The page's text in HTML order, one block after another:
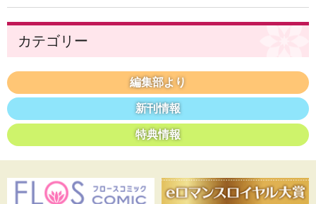
カテゴリー
編集部より
新刊情報
特典情報